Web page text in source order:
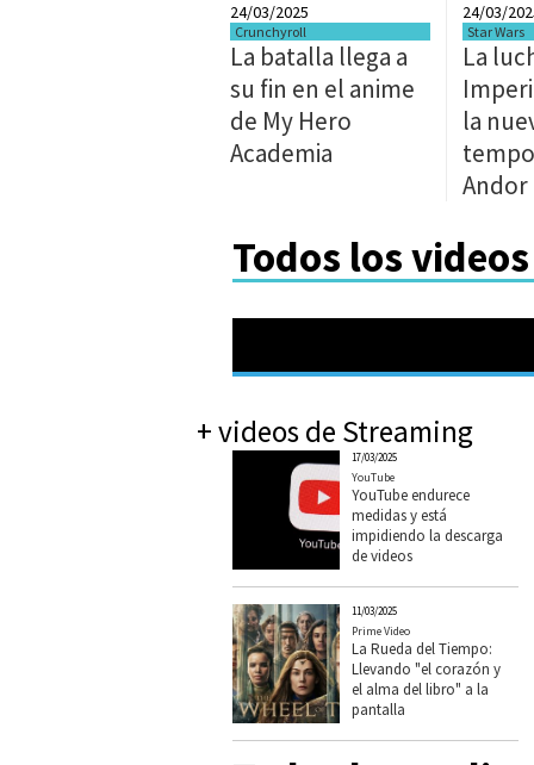
24/03/2025
Crunchyroll
La batalla llega a
su fin en el anime
de My Hero
Academia
24/03/
Star Wars
La
la
Andor
Todos los
+ videos de Streaming
17/03/2025
YouTube
YouTube endurece
medidas y está
impidiendo la descarga
de videos
11/03/2025
Prime Video
La Rueda del Tiempo:
Llevando "el corazón y
el alma del libro" a la
pantalla